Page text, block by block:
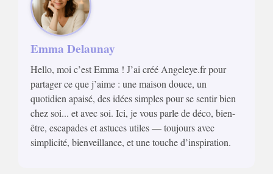
Emma Delaunay
Hello, moi c’est Emma ! J’ai créé Angeleye.fr pour
partager ce que j’aime : une maison douce, un
quotidien apaisé, des idées simples pour se sentir bien
chez soi... et avec soi. Ici, je vous parle de déco, bien-
être, escapades et astuces utiles — toujours avec
simplicité, bienveillance, et une touche d’inspiration.